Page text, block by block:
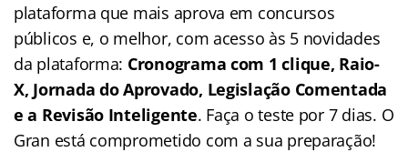
plataforma que mais aprova em concursos
públicos e, o melhor, com acesso às 5 novidades
da plataforma: Cronograma com 1 clique, Raio-
X, Jornada do Aprovado, Legislação Comentada
e a Revisão Inteligente. Faça o teste por 7 dias. O
Gran está comprometido com a sua preparação!